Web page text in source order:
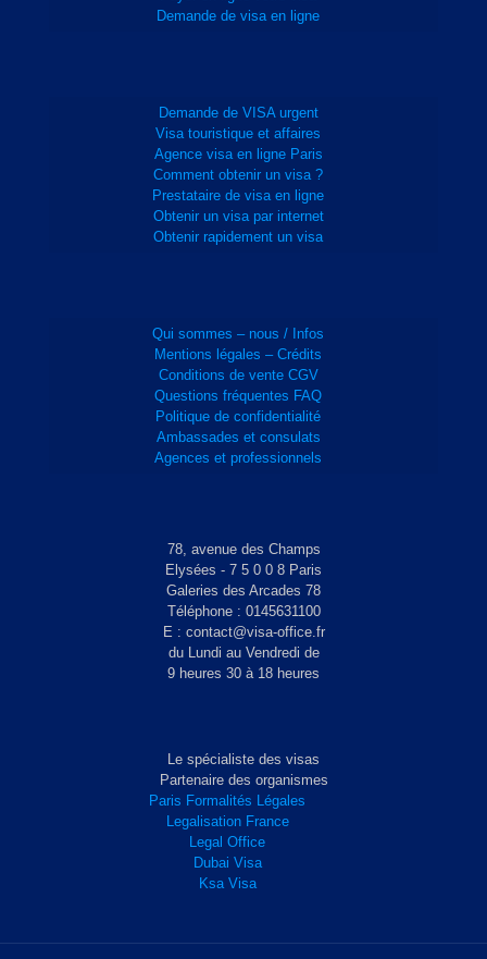
Demande de visa en ligne
Demande de VISA urgent
Visa touristique et affaires
Agence visa en ligne Paris
Comment obtenir un visa ?
Prestataire de visa en ligne
Obtenir un visa par internet
Obtenir rapidement un visa
Qui sommes – nous / Infos
Mentions légales – Crédits
Conditions de vente CGV
Questions fréquentes FAQ
Politique de confidentialité
Ambassades et consulats
Agences et professionnels
78, avenue des Champs
Elysées - 7 5 0 0 8 Paris
Galeries des Arcades 78
Téléphone : 0145631100
E : contact@visa-office.fr
du Lundi au Vendredi de
9 heures 30 à 18 heures
Le spécialiste des visas
Partenaire des organismes
Paris Formalités Légales
Legalisation France
Legal Office
Dubai Visa
Ksa Visa